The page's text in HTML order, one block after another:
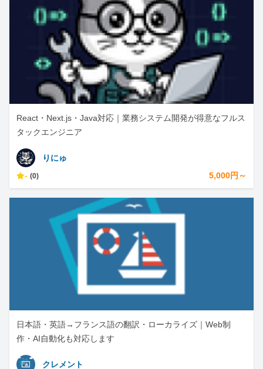
React・Next.js・Java対応｜業務システム開発が得意なフルス
タックエンジニア
りにゅ
- (0) 5,000円～
日本語・英語→フランス語の翻訳・ローカライズ｜Web制
作・AI自動化も対応します
クレメント